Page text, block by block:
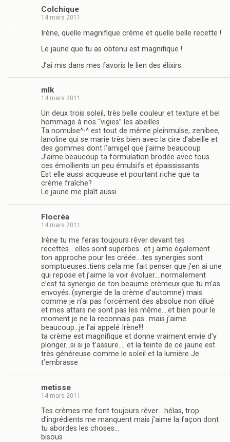
Colchique
14 mars 2011
Irène, quelle magnifique crème et quelle belle recette !
Le jaune que tu as obtenu est magnifique !
J’ai mis dans mes favoris le lien des élixirs.
mlk
14 mars 2011
Un deux trois soleil, très belle couleur et texture et bel
hommage à nos “vigies” les abeilles
Ta nomulse^-^ est tout de même pleinmulse, zenibee,
lanoline qui se marie très bien avec la cire d’abeille et
des gommes dont l’amigel que j’aime beaucoup
J’aime beaucoup ta formulation brodée avec tous
ces émollients un peu émulsifs et épaississants
Est elle aussi acqueuse et pourtant riche que ta
crème fraîche?
Le jaune me plaît aussi
Flocréa
14 mars 2011
Irène tu me feras toujours rêver devant tes
recettes….elles sont superbes…et j aime également
ton approche pour les créée….tes synergies sont
somptueuses..tiens cela me fait penser que j’en ai une
qui repose et j’aime la voir évoluer….normalement
c’est ta synergie de ton beaume crèmeux que tu m’as
envoyés..(synergie de la crème d’automne) mais
comme je n’ai pas forcément des absolue non dilué
et mes attars ne sont pas les même….et bien pour le
moment je ne la reconnais pas…mais j’aime
beaucoup…je l’ai appelé Irène!!!
ta crème est magnifique et donne vraiment envie d’y
plonger…si si je t’assure…. et la teinte de ce jaune est
très généreuse comme le soleil et la lumière Je
t’embrasse
metisse
14 mars 2011
Tes crèmes me font toujours rêver… hélas, trop
d’ingrédients me manquent mais j’aime la façon dont
tu abordes les choses…
bisous